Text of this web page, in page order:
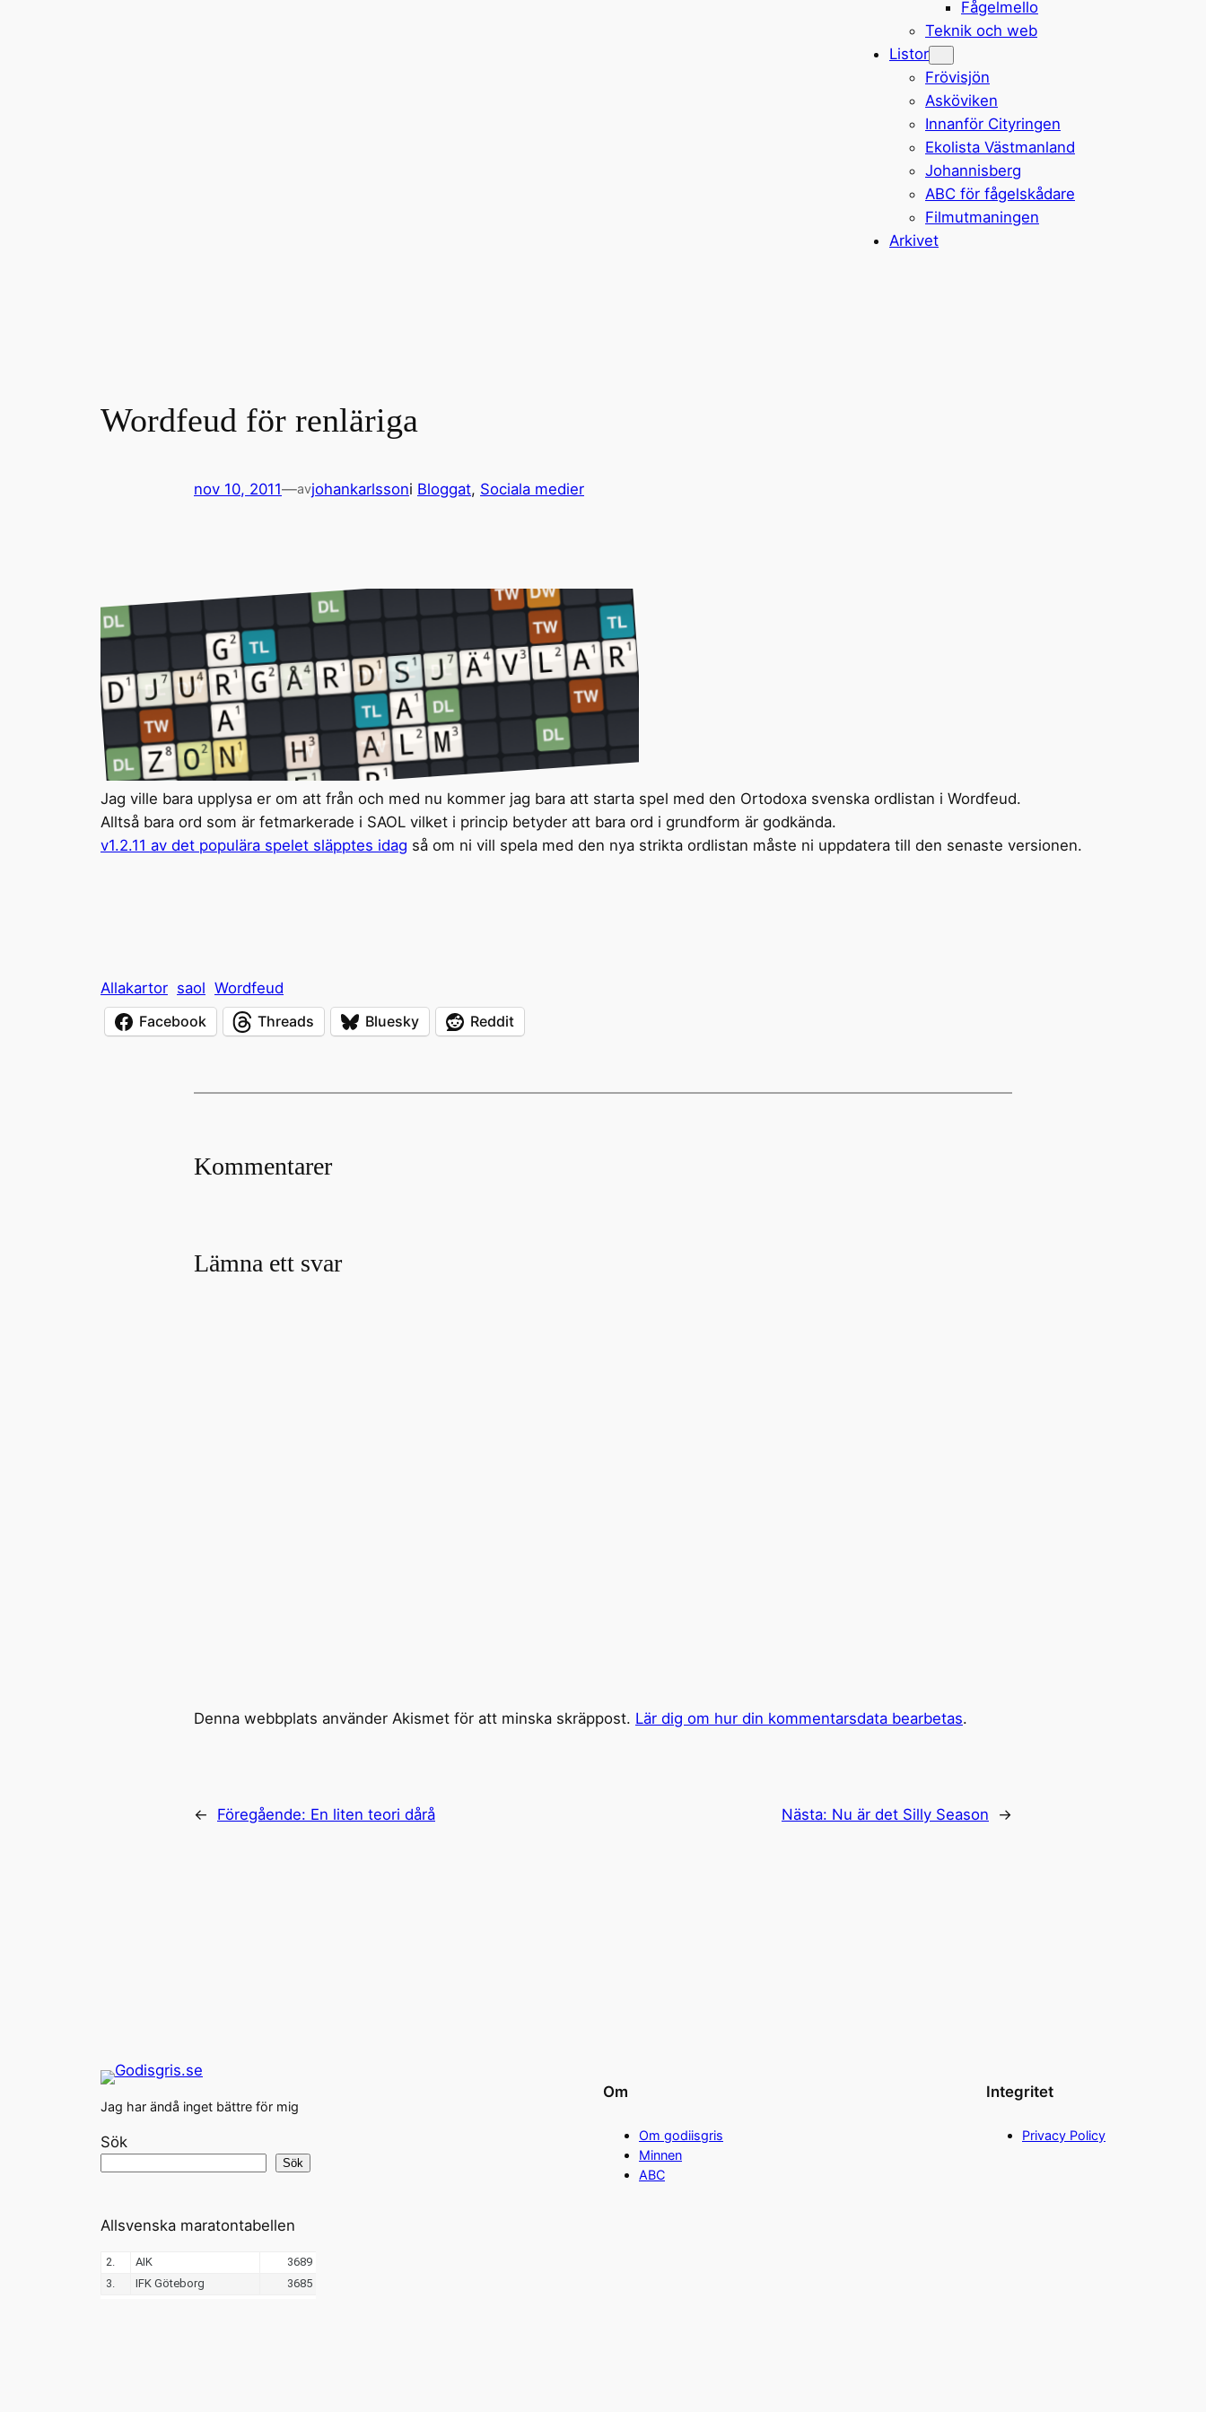
Fågelmello
Teknik och web
Listor
Frövisjön
Asköviken
Innanför Cityringen
Ekolista Västmanland
Johannisberg
ABC för fågelskådare
Filmutmaningen
Arkivet
Wordfeud för renläriga
nov 10, 2011—avjohankarlssoni Bloggat, Sociala medier
Jag ville bara upplysa er om att från och med nu kommer jag bara att starta spel med den Ortodoxa svenska ordlistan i Wordfeud.
Alltså bara ord som är fetmarkerade i SAOL vilket i princip betyder att bara ord i grundform är godkända.
v1.2.11 av det populära spelet släpptes idag så om ni vill spela med den nya strikta ordlistan måste ni uppdatera till den senaste versionen.
Allakartor saol Wordfeud
Facebook
Threads Bluesky Reddit
Kommentarer
Lämna ett svar
Denna webbplats använder Akismet för att minska skräppost. Lär dig om hur din kommentarsdata bearbetas.
← Föregående: En liten teori dårå Nästa: Nu är det Silly Season →
Jag har ändå inget bättre för mig
Sök
Sök
Om
Om godiisgris
Minnen
ABC
Integritet
Privacy Policy
Allsvenska maratontabellen